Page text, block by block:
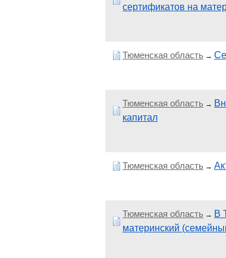
сертификатов на
Тюменская область →
Тюменская область →
капитал
Тюменская область →
Тюменская область → В
материнский